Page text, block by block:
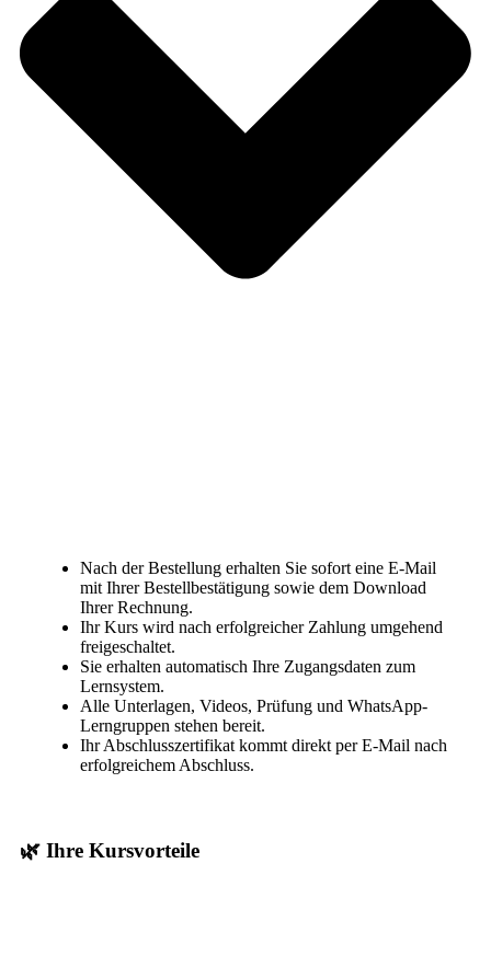
Nach der Bestellung erhalten Sie sofort eine E-Mail
mit Ihrer Bestellbestätigung sowie dem Download
Ihrer Rechnung.
Ihr Kurs wird nach erfolgreicher Zahlung umgehend
freigeschaltet.
Sie erhalten automatisch Ihre Zugangsdaten zum
Lernsystem.
Alle Unterlagen, Videos, Prüfung und WhatsApp-
Lerngruppen stehen bereit.
Ihr Abschlusszertifikat kommt direkt per E-Mail nach
erfolgreichem Abschluss.
🌿 Ihre Kursvorteile